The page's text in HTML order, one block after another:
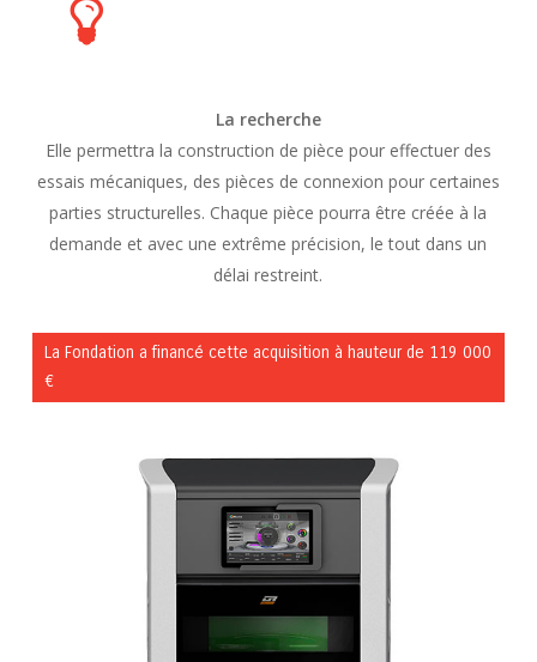
La recherche
Elle permettra la construction de pièce pour effectuer des
essais mécaniques, des pièces de connexion pour certaines
parties structurelles. Chaque pièce pourra être créée à la
demande et avec une extrême précision, le tout dans un
délai restreint.
La Fondation a financé cette acquisition à hauteur de 119 000
€